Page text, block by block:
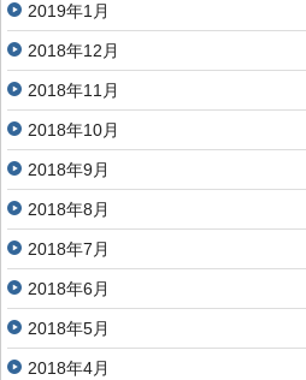
2019年1月
2018年12月
2018年11月
2018年10月
2018年9月
2018年8月
2018年7月
2018年6月
2018年5月
2018年4月